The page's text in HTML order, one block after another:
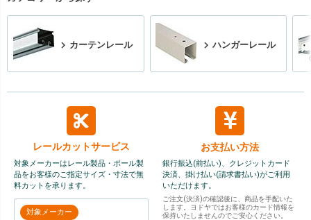
カーテンレール ハンガーレール
レールカットサービス
対象メーカーはレール製品・ポール製
品をお客様のご指定サイズ・寸法で無
料カットを承ります。
対象メーカー
お支払い方法
銀行振込(前払い)、クレジットカード
決済、掛け払い(請求書払い)がご利用
いただけます。
ご注文(決済)の確認後に、商品を手配いた
します。ヨドヤではお客様のカード情報を
保持いたしませんのでご安心ください。